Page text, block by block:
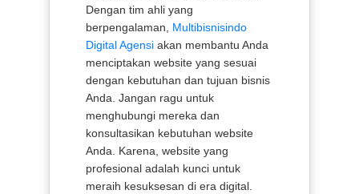
Dengan tim ahli yang
berpengalaman, Multibisnisindo
Digital Agensiakan membantu Anda
menciptakan website yang sesuai
dengan kebutuhan dan tujuan bisnis
Anda. Jangan ragu untuk
menghubungi mereka dan
konsultasikan kebutuhan website
Anda. Karena, website yang
profesional adalah kunci untuk
meraih kesuksesan di era digital.